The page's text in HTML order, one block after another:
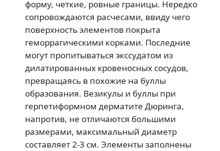
форму, четкие, ровные границы. Нередко
сопровождаются расчесами, ввиду чего
поверхность элементов покрыта
геморрагическими корками. Последние
могут пропитываться экссудатом из
дилатированных кровеносных сосудов,
превращаясь в похожие на буллы
образования. Везикулы и буллы при
герпетиформном дерматите Дюринга,
напротив, не отличаются большими
размерами, максимальный диаметр
составляет 2-3 см. Элементы заполнены